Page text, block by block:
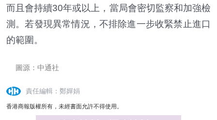
而且會持續30年或以上，當局會密切監察和加強檢
測。若發現異常情況，不排除進一步收緊禁止進口
的範圍。
圖源：中通社
責任編輯：鄭嬋娟
香港商報版權所有，未經書面允許不得使用。